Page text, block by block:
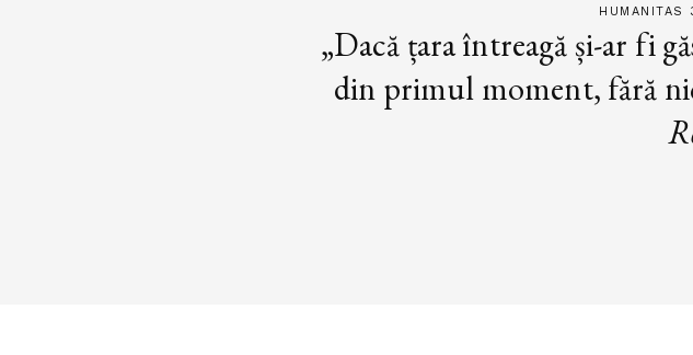
„Dacă țara întreagă și-ar fi
din primul moment, fără